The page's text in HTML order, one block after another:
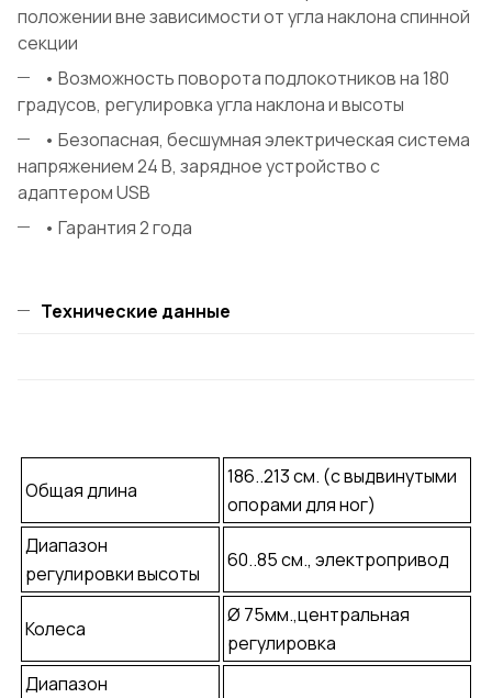
положении вне зависимости от угла наклона спинной
секции
• Возможность поворота подлокотников на 180
градусов, регулировка угла наклона и высоты
• Безопасная, бесшумная электрическая система
напряжением 24 В, зарядное устройство с
адаптером USB
• Гарантия 2 года
Технические данные
Общая длина
186..213 см. (с выдвинутыми
опорами для ног)
Диапазон
регулировки высоты
60..85 см., электропривод
Колеса
Ø 75мм.,центральная
регулировка
Диапазон